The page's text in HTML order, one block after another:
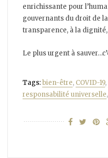
enrichissante pour
gouvernants du droit de
transparence, à la
Le plus urgent à
Tags:bien-être, COVID-19,
responsabilité universelle,